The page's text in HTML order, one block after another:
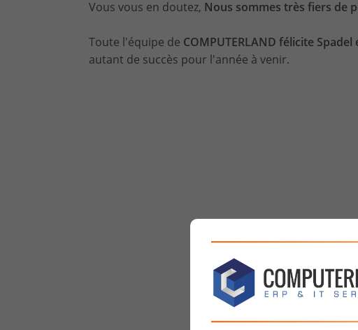
Vous vous en doutez, Nous sommes très fiers de
Toute l'équipe de COMPUTERLAND félicite
autant de succès pour l'année à venir.